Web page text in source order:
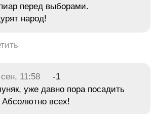
перед выборами.
народ!
11:58
-1
уже давно пора посадить
Абсолютно всех!